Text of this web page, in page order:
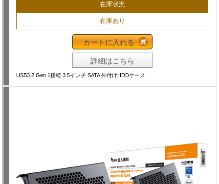
在庫状況
在庫あり
カートに入れる
詳細はこちら
USB3.2 Gen.1接続 3.5インチ SATA 外付けHDDケース